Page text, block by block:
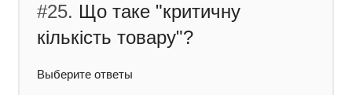
#25. Що таке "критичну
кількість товару"?
Выберите ответы